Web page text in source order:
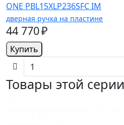
ONE PBL15XLP236SFC IM
дверная ручка на пластине
44 770 ₽
Купить
Товары этой серии